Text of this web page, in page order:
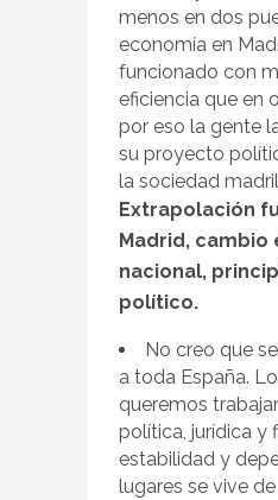
menos en dos
economía en
funcionado con
eficiencia que en
por eso la gente
su proyecto
la sociedad
Extrapolación
Madrid, cambio
nacional,
político.
No creo que
a toda España.
queremos
política, jurídica y
estabilidad y
lugares se vive